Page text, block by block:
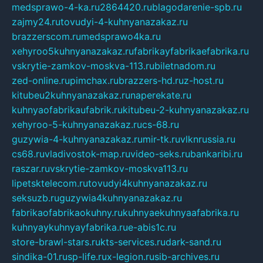
medsprawo-4-ka.ru2864420.rublagodarenie-spb.ru
zajmy24.rutovudyi-4-kuhnyanazakaz.ru
brazzerscom.rumedsprawo4ka.ru
xehyroo5kuhnyanazakaz.rufabrikayfabrikaefabrika.ru
vskrytie-zamkov-moskva-113.rubiletnadom.ru
zed-online.rupimchax.rubrazzers-hd.ruz-host.ru
kitubeu2kuhnyanazakaz.runaperekate.ru
kuhnyaofabrikaufabrik.rukitubeu-2-kuhnyanazakaz.ru
xehyroo-5-kuhnyanazakaz.rucs-68.ru
guzywia-4-kuhnyanazakaz.rumir-tk.ruvlknrussia.ru
cs68.ruvladivostok-map.ruvideo-seks.rubankaribi.ru
raszar.ruvskrytie-zamkov-moskva113.ru
lipetsktelecom.rutovudyi4kuhnyanazakaz.ru
seksuzb.ruguzywia4kuhnyanazakaz.ru
fabrikaofabrikaokuhny.rukuhnyaekuhnyaafabrika.ru
kuhnyaykuhnyayfabrika.rue-abis1c.ru
store-brawl-stars.rukts-services.rudark-sand.ru
sindika-01.rusp-life.rux-legion.rusib-archives.ru